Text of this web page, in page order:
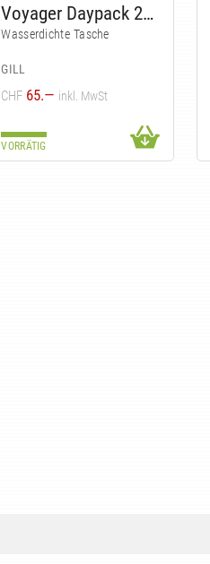
Voyager Daypack 25 l
Wasserdichte Tasche
GILL
CHF 65.— inkl. MwSt
VORRÄTIG